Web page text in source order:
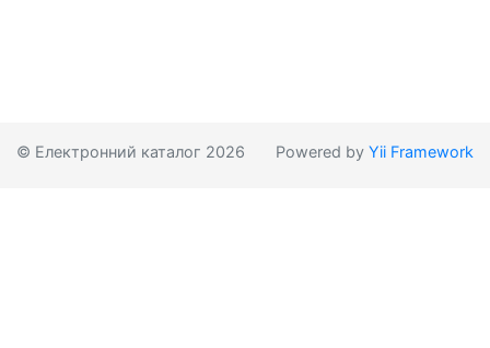
© Електронний каталог 2026 Powered by Yii Framework